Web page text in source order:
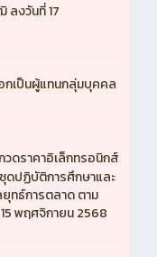
ลงวันที่ 17
กเป็นผู้แทนกลุ่มบุคคล
วดราคาอิเล็กทรอนิกส์
ดปฏิบัติการศึกษาและ
ทธ์การตลาด ตาม
พฤศจิกายน 2568